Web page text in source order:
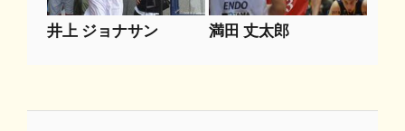
井上 ジョナサン 満田 丈太郎